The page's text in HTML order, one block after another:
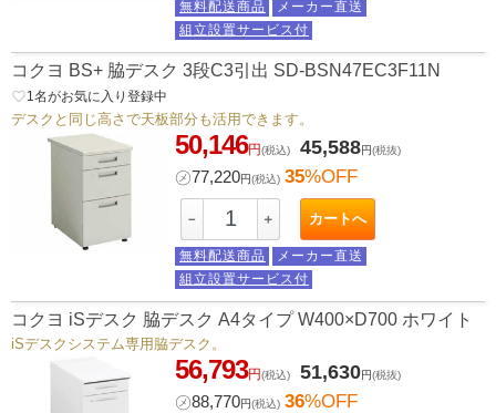
無料配送商品
メーカー直送
組立設置サービス付
コクヨ BS+ 脇デスク 3段C3引出 SD-BSN47EC3F11N
favorite_border1 名がお気に入り登録中
デスクと同じ高さで天板部分も活用できます。
50,146円(税込) 45,588円(税抜)
㋱77,220円(税込) 35%OFF
－ ＋ カートへ
無料配送商品
メーカー直送
組立設置サービス付
コクヨ iSデスク 脇デスク A4タイプ W400×D700 ホワイト
iSデスクシステム専用脇デスク。
56,793円(税込) 51,630円(税抜)
㋱88,770円(税込) 36%OFF